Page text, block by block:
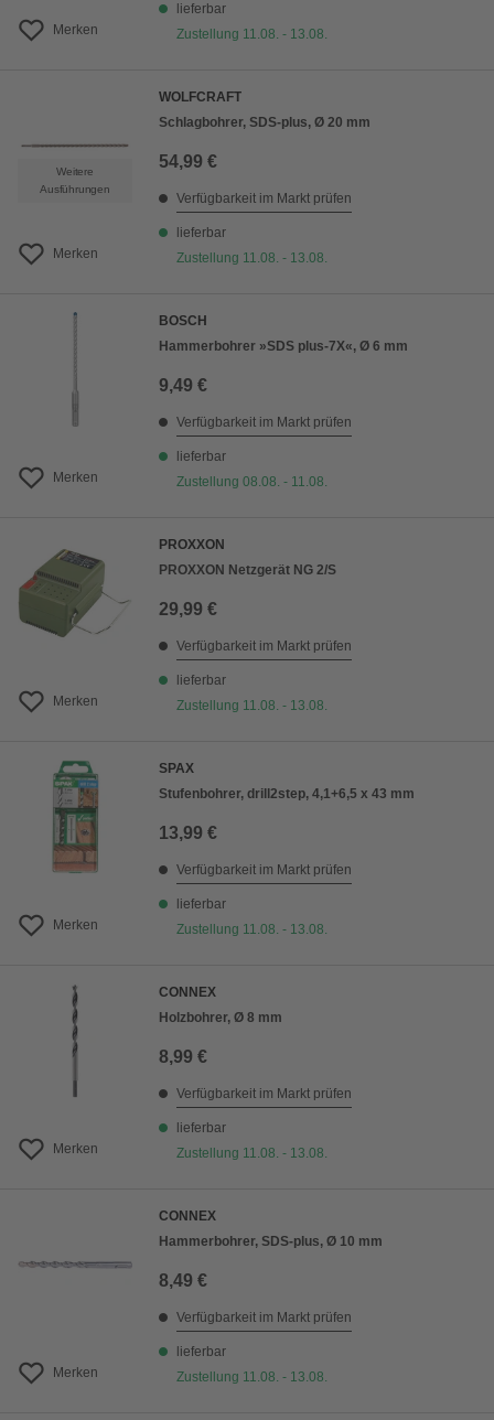
Merken
lieferbar
Zustellung 11.08. - 13.08.
Weitere
Ausführungen
Merken
WOLFCRAFT
Schlagbohrer, SDS-plus, Ø 20 mm
54,99 €
Verfügbarkeit im Markt prüfen
lieferbar
Zustellung 11.08. - 13.08.
Merken
BOSCH
Hammerbohrer »SDS plus-7X«, Ø 6 mm
9,49 €
Verfügbarkeit im Markt prüfen
lieferbar
Zustellung 08.08. - 11.08.
Merken
PROXXON
PROXXON Netzgerät NG 2/S
29,99 €
Verfügbarkeit im Markt prüfen
lieferbar
Zustellung 11.08. - 13.08.
Merken
SPAX
Stufenbohrer, drill2step, 4,1+6,5 x 43 mm
13,99 €
Verfügbarkeit im Markt prüfen
lieferbar
Zustellung 11.08. - 13.08.
Merken
CONNEX
Holzbohrer, Ø 8 mm
8,99 €
Verfügbarkeit im Markt prüfen
lieferbar
Zustellung 11.08. - 13.08.
Merken
CONNEX
Hammerbohrer, SDS-plus, Ø 10 mm
8,49 €
Verfügbarkeit im Markt prüfen
lieferbar
Zustellung 11.08. - 13.08.